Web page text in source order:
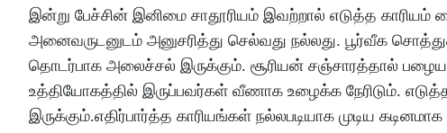
இன்று பேச்சின் இனிமை சாதூரியம் இவற்றால் எடுத்த காரியம்
அனைவருடனுடம் அனுசரித்து செல்வது நல்லது. பூர்வீக
தொடர்பாக அலைச்சல் இருக்கும். சூரியன் சஞ்சாரத்தால் பழைய
உத்தியோகத்தில் இருப்பவர்கள் வீணாக உழைக்க நேரிடும்.
இருக்கும்.எதிர்பார்த்த காரியங்கள் நல்லபடியாக முடிய கடினமாக